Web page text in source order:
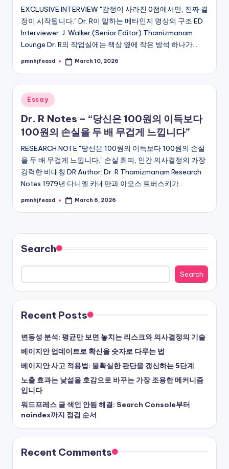
EXCLUSIVE INTERVIEW "감정이 사라진 0점에서만, 진짜 결
정이 시작됩니다." Dr. R이 말하는 메타인지 명상의 구조 ED
Interviewer: J. Walker (Senior Editor) Thamizmanam
Lounge Dr. R의 작업실에는 책상 옆에 작은 방석 하나가…
Posted
pmnhjfeasd March 10, 2026
Posted
in
Essay
Dr. R Notes – “당신은 100원의 이득보다
100원의 손실을 두 배 무겁게 느낍니다”
RESEARCH NOTE "당신은 100원의 이득보다 100원의 손실
을 두 배 무겁게 느낍니다." 손실 회피, 인간 의사결정의 가장
강력한 비대칭 DR Author: Dr. R Thamizmanam Research
Notes 1979년 다니엘 카네만과 아모스 트버스키가…
Posted
pmnhjfeasd March 6, 2026
Search
Search
Recent Posts
변동성 분석: 평균만 보면 놓치는 리스크와 의사결정의 기술
베이지안 업데이트로 확신을 숫자로 다루는 법
베이지안 사고 적용법: 불확실한 판단을 갱신하는 5단계
노출 효과는 낯섦을 호감으로 바꾸는 가장 조용한 메커니즘
입니다
워드프레스 글 색인 안됨 해결: Search Console부터
noindex까지 점검 순서
Recent Comments